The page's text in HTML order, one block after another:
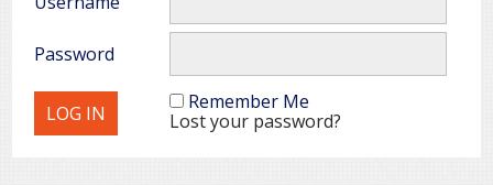
Password
Remember Me
Lost your password?